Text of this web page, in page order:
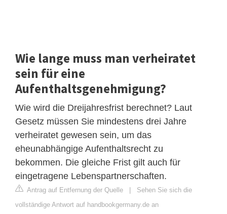
Wie lange muss man verheiratet
sein für eine
Aufenthaltsgenehmigung?
Wie wird die Dreijahresfrist berechnet? Laut
Gesetz müssen Sie mindestens drei Jahre
verheiratet gewesen sein, um das
eheunabhängige Aufenthaltsrecht zu
bekommen. Die gleiche Frist gilt auch für
eingetragene Lebenspartnerschaften.
Antrag auf Entfernung der Quelle | Sehen Sie sich die
vollständige Antwort auf handbookgermany.de an